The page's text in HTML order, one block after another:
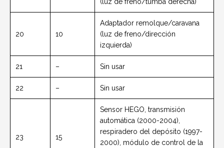
(luz de freno/tumba derecha)
20 10
Adaptador remolque/caravana
(luz de freno/dirección
izquierda)
21 – Sin usar
22 – Sin usar
23 15
Sensor HEGO, transmisión
automática (2000-2004),
respiradero del depósito (1997-
2000), módulo de control de la